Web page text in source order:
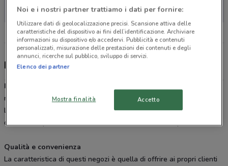
Idea bellezza, offerte e negozi
Idea Bellezza
numerosi punti vendita in Abruzzo, Basilicata, Calabria, Campania,
Lazio e Puglia. Troverai tutti i prodotti delle migliori marche
cosmetiche per la cura del viso e il benessere del corpo.
Qualità e convenienza
La caratteristica di questi negozi è quella di offrire ai propri clienti
Noi e i nostri partner trattiamo i dati per fornire:
Utilizzare dati di geolocalizzazione precisi. Scansione attiva delle
caratteristiche del dispositivo ai fini dell’identificazione. Archiviare
informazioni su dispositivo e/o accedervi. Pubblicità e contenuti
personalizzati, misurazione delle prestazioni dei contenuti e degli
annunci, ricerche sul pubblico, sviluppo di servizi.
Elenco dei partner
Mostra finalità Accetto